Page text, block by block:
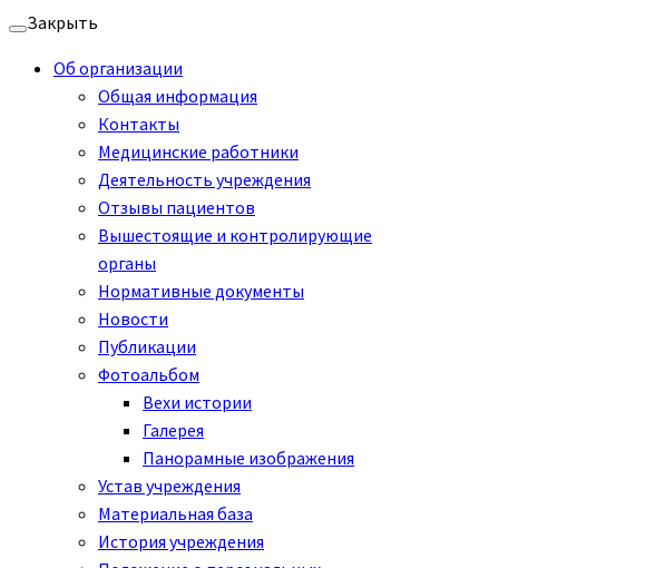
Перейти
содержимому
Закрыть
Об организации
Общая информация
Контакты
Медицинские работники
Деятельность учреждения
Отзывы пациентов
Вышестоящие и контролирующие
органы
Нормативные документы
Новости
Публикации
Фотоальбом
Вехи истории
Галерея
Панорамные изображения
Устав учреждения
Материальная база
История учреждения